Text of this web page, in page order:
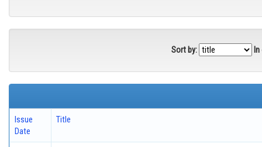
Sort by: In
Issue
Date
Title